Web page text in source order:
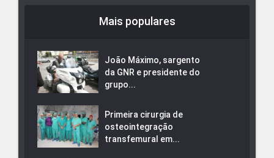
Mais populares
João Máximo, sargento
da GNR e presidente do
grupo...
Primeira cirurgia de
osteointegração
transfemural em...